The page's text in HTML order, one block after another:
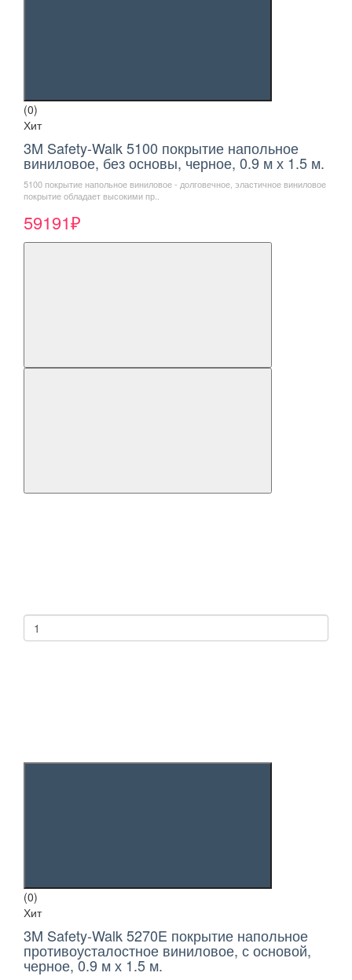
(0)
Хит
3M Safety-Walk 5100 покрытие напольное
виниловое, без основы, черное, 0.9 м х 1.5 м.
5100 покрытие напольное виниловое - долговечное, эластичное виниловое
покрытие обладает высокими пр..
59191₽
(0)
Хит
3M Safety-Walk 5270E покрытие напольное
противоусталостное виниловое, с основой,
черное, 0.9 м х 1.5 м.